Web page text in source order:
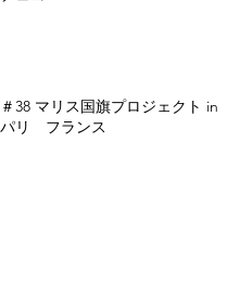
＃38 マリス国旗プロジェクト in
パリ フランス